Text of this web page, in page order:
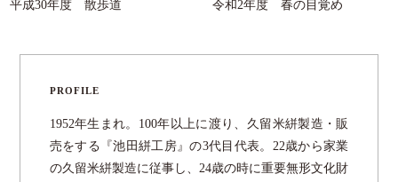
平成30年度 散歩道 令和2年度 春の目覚め
PROFILE
1952年生まれ。100年以上に渡り、久留米絣製造・販
売をする『池田絣工房』の3代目代表。22歳から家業
の久留米絣製造に従事し、24歳の時に重要無形文化財